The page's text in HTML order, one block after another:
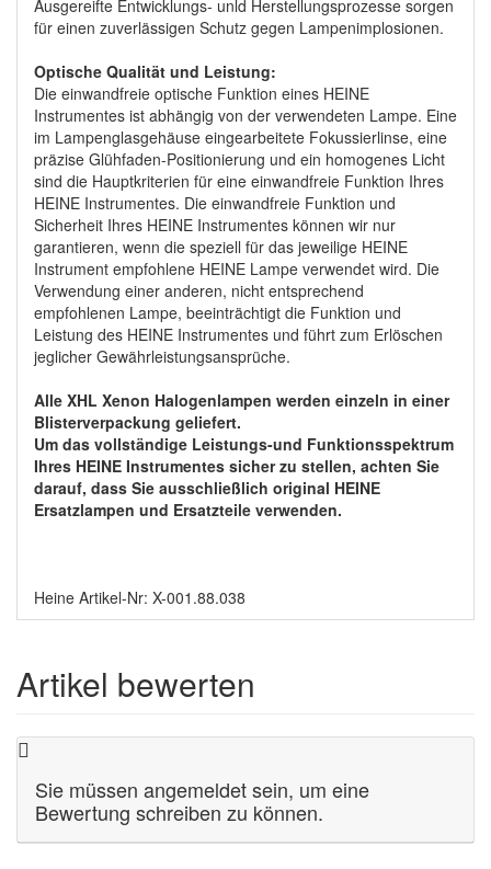
Ausgereifte Entwicklungs- unld Herstellungsprozesse sorgen
für einen zuverlässigen Schutz gegen Lampenimplosionen.
Optische Qualität und Leistung:
Die einwandfreie optische Funktion eines HEINE
Instrumentes ist abhängig von der verwendeten Lampe. Eine
im Lampenglasgehäuse eingearbeitete Fokussierlinse, eine
präzise Glühfaden-Positionierung und ein homogenes Licht
sind die Hauptkriterien für eine einwandfreie Funktion Ihres
HEINE Instrumentes. Die einwandfreie Funktion und
Sicherheit Ihres HEINE Instrumentes können wir nur
garantieren, wenn die speziell für das jeweilige HEINE
Instrument empfohlene HEINE Lampe verwendet wird. Die
Verwendung einer anderen, nicht entsprechend
empfohlenen Lampe, beeinträchtigt die Funktion und
Leistung des HEINE Instrumentes und führt zum Erlöschen
jeglicher Gewährleistungsansprüche.
Alle XHL Xenon Halogenlampen werden einzeln in einer
Blisterverpackung geliefert.
Um das vollständige Leistungs-und Funktionsspektrum
Ihres HEINE Instrumentes sicher zu stellen, achten Sie
darauf, dass Sie ausschließlich original HEINE
Ersatzlampen und Ersatzteile verwenden.
Heine Artikel-Nr: X-001.88.038
Artikel bewerten
Sie müssen angemeldet sein, um eine
Bewertung schreiben zu können.